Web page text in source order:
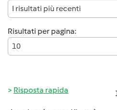
I risultati più recenti
Risultati per pagina:
10
Risposta rapida